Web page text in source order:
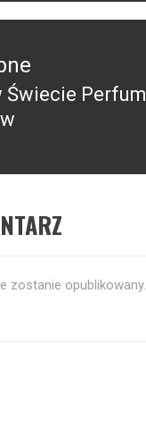
Świecie
zostanie opublikowany.